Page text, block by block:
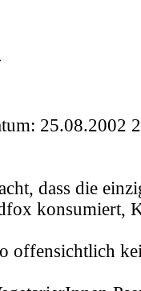
25.08.2002
dass die
konsumiert,
offensichtlich